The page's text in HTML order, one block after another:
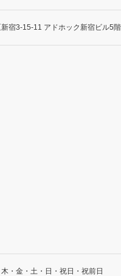
宿3-15-11 アドホック新宿ビル5
・金・土・日・祝日・祝前日